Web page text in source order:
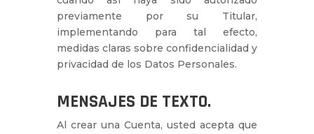
previamente por su Titular,
implementando para tal efecto,
medidas claras sobre confidencialidad y
privacidad de los Datos Personales.
MENSAJES DE TEXTO.
Al crear una Cuenta, usted acepta que